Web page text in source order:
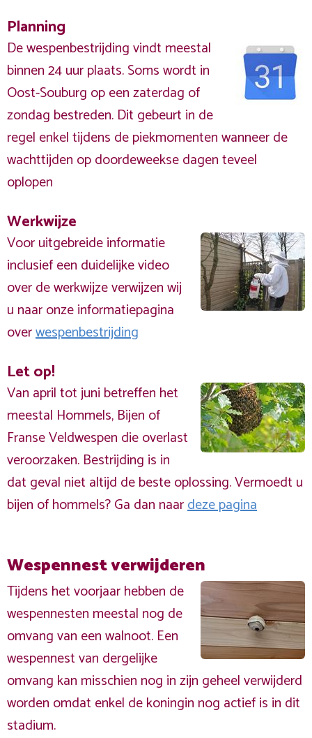
Planning
De wespenbestrijding vindt meestal
binnen 24 uur plaats. Soms wordt in
Oost-Souburg op een zaterdag of
zondag bestreden. Dit gebeurt in de
regel enkel tijdens de piekmomenten wanneer de
wachttijden op doordeweekse dagen teveel
oplopen
Werkwijze
Voor uitgebreide informatie
inclusief een duidelijke video
over de werkwijze verwijzen wij
u naar onze informatiepagina
overwespenbestrijding
Let op!
Van april tot juni betreffen het
meestal Hommels, Bijen of
Franse Veldwespen die overlast
veroorzaken. Bestrijding is in
dat geval niet altijd de beste oplossing. Vermoedt u
bijen of hommels? Ga dan naardeze pagina
Wespennest verwijderen
Tijdens het voorjaar hebben de
wespennesten meestal nog de
omvang van een walnoot. Een
wespennest van dergelijke
omvang kan misschien nog in zijn geheel verwijderd
worden omdat enkel de koningin nog actief is in dit
stadium.